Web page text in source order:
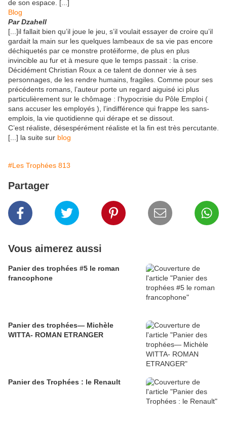
de son espace. [...]
Blog
Par Dzahell
[...]il fallait bien qu’il joue le jeu, s’il voulait essayer de croire qu’il
gardait la main sur les quelques lambeaux de sa vie pas encore
déchiquetés par ce monstre protéiforme, de plus en plus
invincible au fur et à mesure que le temps passait : la crise.
Décidément Christian Roux a ce talent de donner vie à ses
personnages, de les rendre humains, fragiles. Comme pour ses
précédents romans, l’auteur porte un regard aiguisé ici plus
particulièrement sur le chômage : l’hypocrisie du Pôle Emploi (
sans accuser les employés ), l’indifférence qui frappe les sans-
emplois, la vie quotidienne qui dérape et se dissout.
C’est réaliste, désespérément réaliste et la fin est très percutante.
[...] la suite sur blog
#Les Trophées 813
Partager
Vous aimerez aussi
Panier des trophées #5 le roman
francophone
Panier des trophées— Michèle
WITTA- ROMAN ETRANGER
Panier des Trophées : le Renault